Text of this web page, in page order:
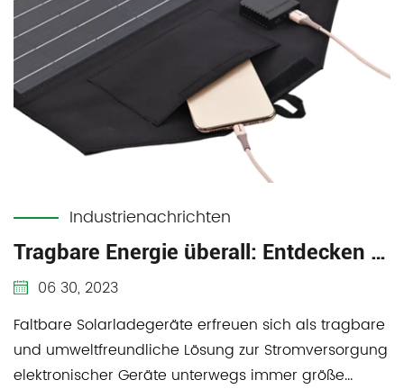
Industrienachrichten
Tragbare Energie überall: Entdecken Sie die Vorteile faltbarer Solarladegeräte
06 30, 2023
Faltbare Solarladegeräte erfreuen sich als tragbare
und umweltfreundliche Lösung zur Stromversorgung
elektronischer Geräte unterwegs immer größe...